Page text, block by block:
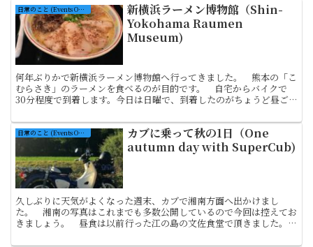
日常のこと (Events On Ordinary Days)
新横浜ラーメン博物館（Shin-
Yokohama Raumen
Museum)
何年ぶりかで新横浜ラーメン博物館へ行ってきました。 熊本の「こ
むらさき」のラーメンを食べるのが目的です。 自宅からバイクで
30分程度で到着します。今日は日曜で、到着したのがちょうど昼ご
日常のこと (Events On Ordinary Days)
カブに乗って秋の1日（One
autumn day with SuperCub)
久しぶりに天気がよくなった週末、カブで湘南方面へ出かけまし
た。 湘南の写真はこれまでも多数公開しているので今回は控えてお
きましょう。 昼食は以前行った江の島の文佐食堂で頂きました。